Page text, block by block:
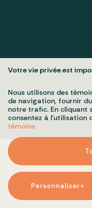
All rights reserved 2026 ©
Votre vie privée est
Nous utilisons des
de navigation, fournir
notre trafic. En cliquant
consentez à l’utilisation
témoins
Personnaliser+